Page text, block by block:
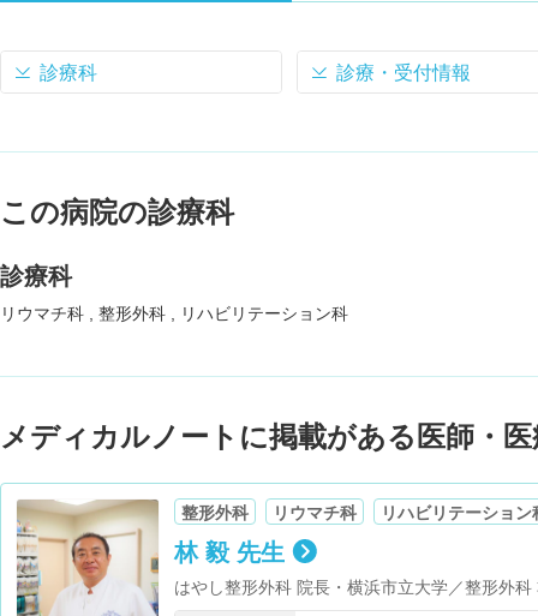
診療科 診療・受付情報
この病院の診療科
診療科
リウマチ科 整形外科 リハビリテーション科
メディカルノートに掲載がある医師・
整形外科 リウマチ科 リハビリテーション
林 毅 先生
はやし整形外科 院長・横浜市立大学／整形外科